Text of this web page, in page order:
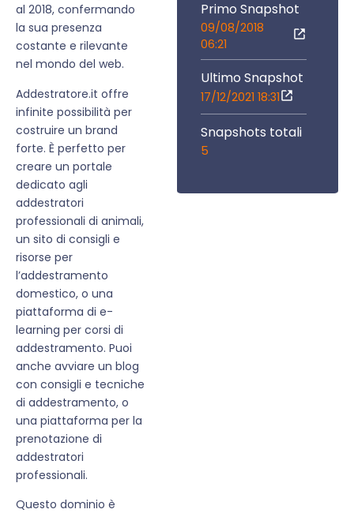
al 2018, confermando
la sua presenza
costante e rilevante
nel mondo del web.
Addestratore.it offre
infinite possibilità per
costruire un brand
forte. È perfetto per
creare un portale
dedicato agli
addestratori
professionali di animali,
un sito di consigli e
risorse per
l’addestramento
domestico, o una
piattaforma di e-
learning per corsi di
addestramento. Puoi
anche avviare un blog
con consigli e tecniche
di addestramento, o
una piattaforma per la
prenotazione di
addestratori
professionali.
Questo dominio è
Primo Snapshot
09/08/2018
06:21
Ultimo Snapshot
17/12/2021 18:31
Snapshots totali
5